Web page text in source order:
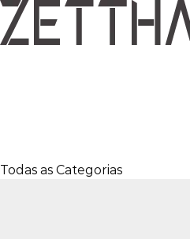
Todas as Categorias